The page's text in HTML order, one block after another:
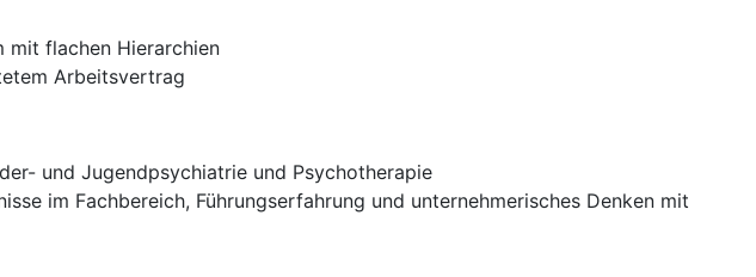
mit flachen Hierarchien
Arbeitsvertrag
und Jugendpsychiatrie und Psychotherapie
im Fachbereich, Führungserfahrung und unternehmerisches Denken mit